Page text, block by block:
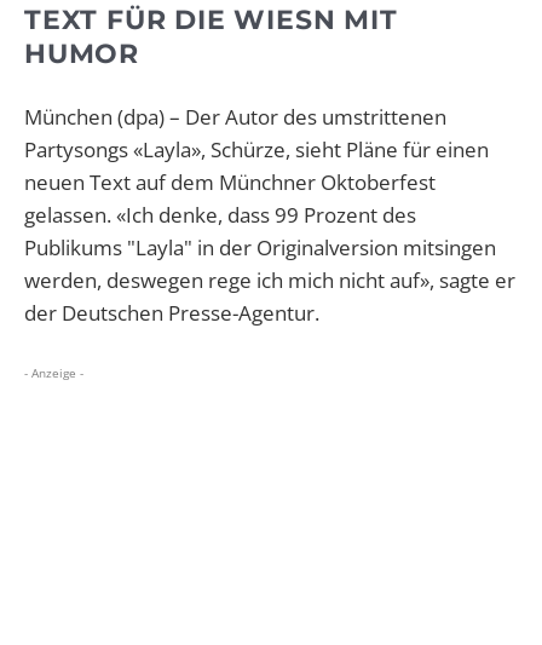
TEXT FÜR DIE WIESN MIT
HUMOR
München (dpa) – Der Autor des umstrittenen
Partysongs «Layla», Schürze, sieht Pläne für einen
neuen Text auf dem Münchner Oktoberfest
gelassen. «Ich denke, dass 99 Prozent des
Publikums "Layla" in der Originalversion mitsingen
werden, deswegen rege ich mich nicht auf», sagte er
der Deutschen Presse-Agentur.
- Anzeige -